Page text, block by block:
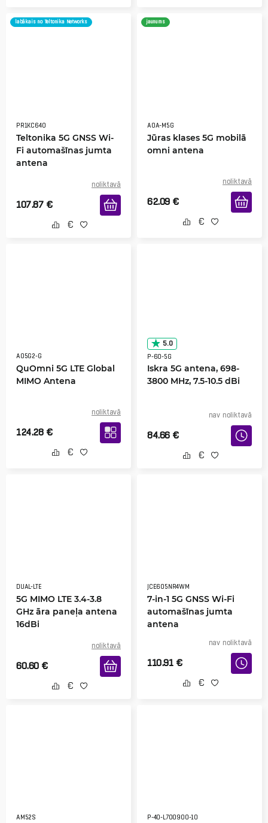
labākais no Teltonika Networks
PR1KC640
Teltonika 5G GNSS Wi-
Fi automašīnas jumta
antena
noliktavā
107.87 €
jaunums
AOA-M5G
Jūras klases 5G mobilā
omni antena
noliktavā
62.09 €
AO5G2-G
QuOmni 5G LTE Global
MIMO Antena
noliktavā
124.28 €
5.0
P-60-5G
Iskra 5G antena, 698-
3800 MHz, 7.5-10.5 dBi
nav noliktavā
84.66 €
DUAL-LTE
5G MIMO LTE 3.4-3.8
GHz āra paneļa antena
16dBi
noliktavā
60.60 €
JCE605NR4WM
7-in-1 5G GNSS Wi-Fi
automašīnas jumta
antena
nav noliktavā
110.91 €
AM52S P-40-L700900-10